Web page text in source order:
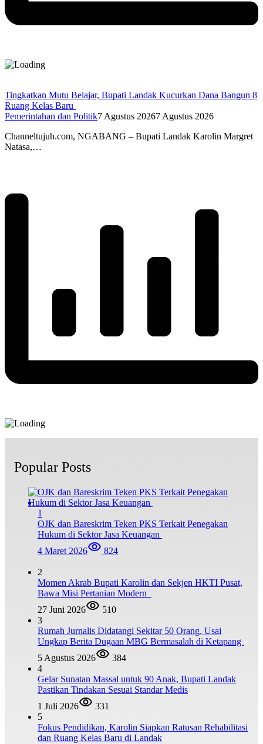
Tingkatkan Mutu Belajar, Bupati Landak Kucurkan Dana Bangun 8
Ruang Kelas Baru
Pemerintahan dan Politik7 Agustus 20267 Agustus 2026
Channeltujuh.com, NGABANG – Bupati Landak Karolin Margret
Natasa,…
Popular Posts
1
OJK dan Bareskrim Teken PKS Terkait Penegakan
Hukum di Sektor Jasa Keuangan
4 Maret 2026
824
2
Momen Akrab Bupati Karolin dan Sekjen HKTI Pusat,
Bawa Misi Pertanian Modern
27 Juni 2026
510
3
Rumah Jurnalis Didatangi Sekitar 50 Orang, Usai
Ungkap Berita Dugaan MBG Bermasalah di Ketapang
5 Agustus 2026
384
4
Gelar Sunatan Massal untuk 90 Anak, Bupati Landak
Pastikan Tindakan Sesuai Standar Medis
1 Juli 2026
331
5
Fokus Pendidikan, Karolin Siapkan Ratusan Rehabilitasi
dan Ruang Kelas Baru di Landak